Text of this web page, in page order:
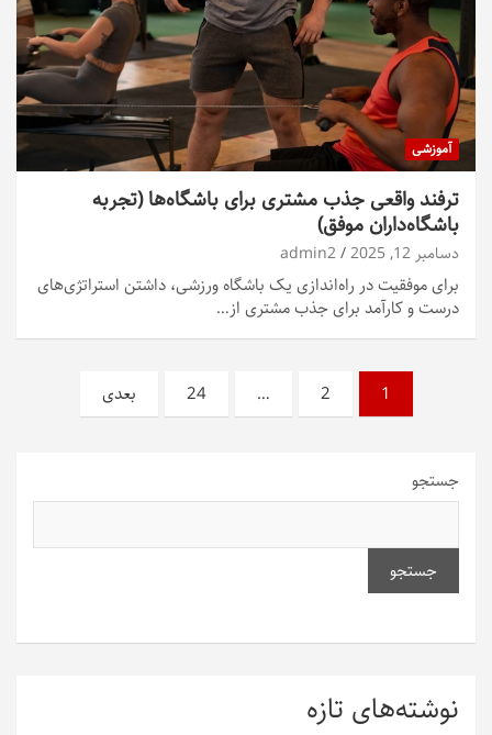
آموزشی
ترفند واقعی جذب مشتری برای باشگاه‌ها (تجربه
باشگاه‌داران موفق)
دسامبر 12, 2025 admin2
برای موفقیت در راه‌اندازی یک باشگاه ورزشی، داشتن استراتژی‌های
درست و کارآمد برای جذب مشتری از…
صفحه‌بندی
نوشته‌ها
1
2
…
24 بعدی
جستجو
جستجو
نوشته‌های تازه